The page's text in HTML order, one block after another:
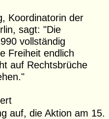
Koordinatorin der
sagt: "Die
vollständig
Freiheit endlich
auf Rechtsbrüche
auf, die Aktion am 15.